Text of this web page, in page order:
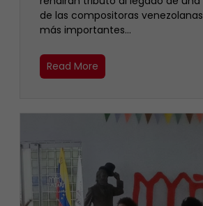
de las compositoras venezolanas
más importantes…
Read More